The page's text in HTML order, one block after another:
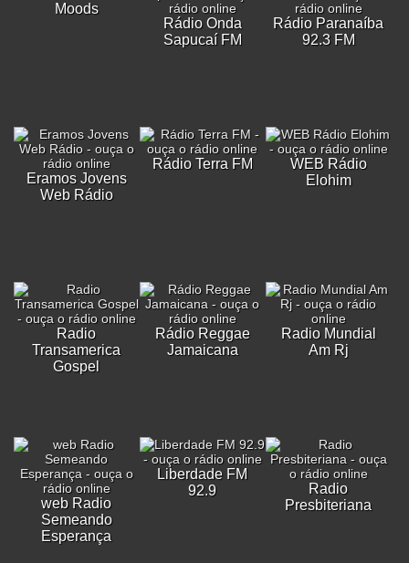
Moods
Rádio Onda
Sapucaí FM
Rádio Paranaíba
92.3 FM
Eramos Jovens
Web Rádio
Rádio Terra FM
WEB Rádio
Elohim
Radio
Transamerica
Gospel
Rádio Reggae
Jamaicana
Radio Mundial
Am Rj
web Radio
Semeando
Esperança
Liberdade FM
92.9
Radio
Presbiteriana